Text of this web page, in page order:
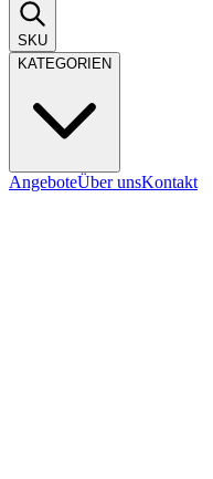
SKU
KATEGORIEN
AngeboteÜber unsKontakt